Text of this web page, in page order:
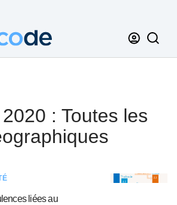
: Toutes les
liées au